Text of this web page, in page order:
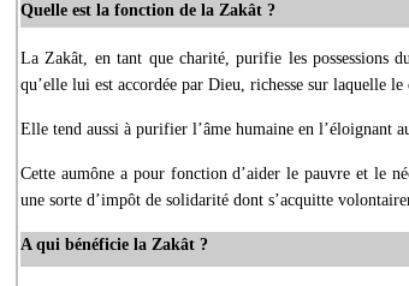
Quelle est la fonction de la Zakât ?
La Zakât, en tant que charité, purifie les possessions
qu’elle lui est accordée par Dieu, richesse sur laquelle le
Elle tend aussi à purifier l’âme humaine en l’éloignant
Cette aumône a pour fonction d’aider le pauvre et le
une sorte d’impôt de solidarité dont s’acquitte
A qui bénéficie la Zakât ?